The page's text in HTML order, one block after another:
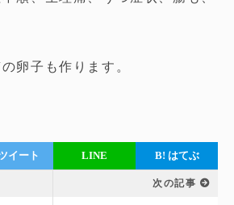
卵子も作ります。
イート LINE B! はてぶ
次の記事